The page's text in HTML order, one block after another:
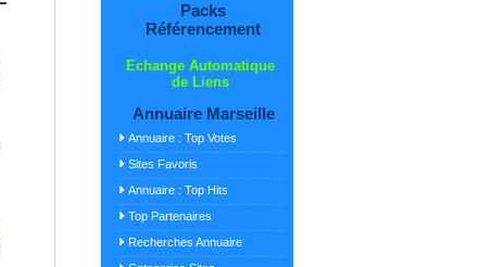
Packs
Référencement
Echange Automatique
de Liens
Annuaire Marseille
Annuaire : Top Votes
Sites Favoris
Annuaire : Top Hits
Top Partenaires
Recherches Annuaire